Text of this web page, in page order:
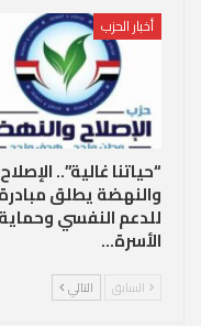
أخبار الحزب
“حياتنا غالية”.. الإصلاح
والنهضة يطلق مبادرة
للدعم النفسي وحماية
الأسرة…
السابق التالي